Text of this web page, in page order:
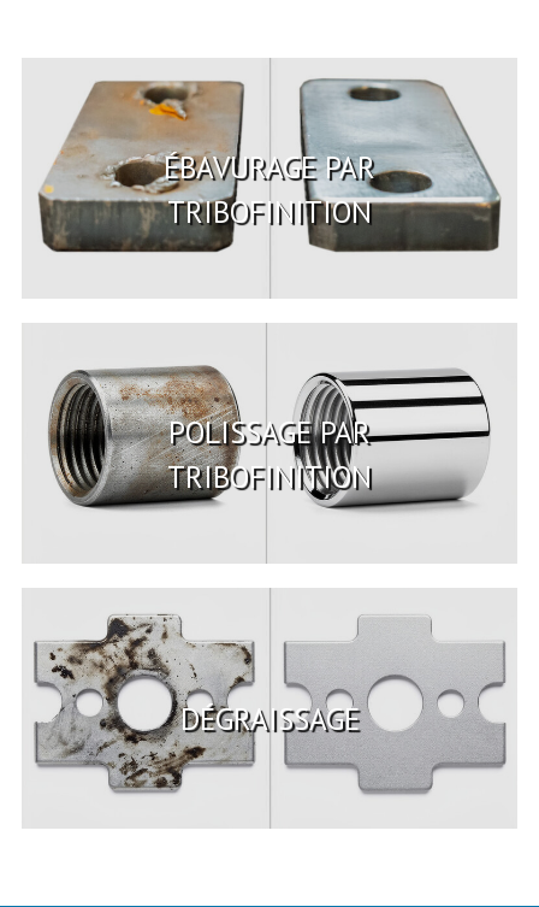
ÉBAVURAGE PAR
TRIBOFINITION
POLISSAGE PAR
TRIBOFINITION
DÉGRAISSAGE